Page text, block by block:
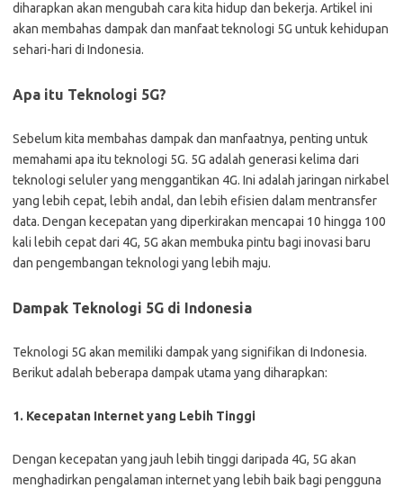
diharapkan akan mengubah cara kita hidup dan bekerja. Artikel ini
akan membahas dampak dan manfaat teknologi 5G untuk kehidupan
sehari-hari di Indonesia.
Apa itu Teknologi 5G?
Sebelum kita membahas dampak dan manfaatnya, penting untuk
memahami apa itu teknologi 5G. 5G adalah generasi kelima dari
teknologi seluler yang menggantikan 4G. Ini adalah jaringan nirkabel
yang lebih cepat, lebih andal, dan lebih efisien dalam mentransfer
data. Dengan kecepatan yang diperkirakan mencapai 10 hingga 100
kali lebih cepat dari 4G, 5G akan membuka pintu bagi inovasi baru
dan pengembangan teknologi yang lebih maju.
Dampak Teknologi 5G di Indonesia
Teknologi 5G akan memiliki dampak yang signifikan di Indonesia.
Berikut adalah beberapa dampak utama yang diharapkan:
1. Kecepatan Internet yang Lebih Tinggi
Dengan kecepatan yang jauh lebih tinggi daripada 4G, 5G akan
menghadirkan pengalaman internet yang lebih baik bagi pengguna